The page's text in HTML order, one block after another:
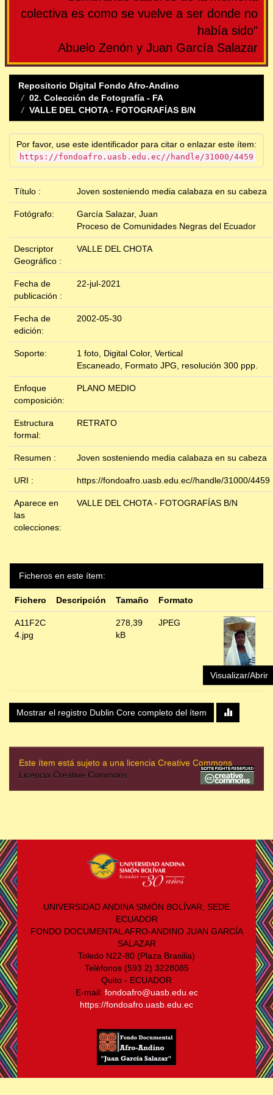
colectiva es como se vuelve a ser donde no
había sido"
Abuelo Zenón y Juan García Salazar
Repositorio Digital Fondo Afro-Andino
02. Colección de Fotografía - FA
VALLE DEL CHOTA - FOTOGRAFÍAS B/N
Por favor, use este identificador para citar o enlazar este ítem:
https://fondoafro.uasb.edu.ec//handle/31000/4459
Título : Joven sosteniendo media calabaza en su cabeza
Fotógrafo:
García Salazar, Juan
Proceso de Comunidades Negras del Ecuador
Descriptor
Geográfico :
VALLE DEL CHOTA
Fecha de
publicación :
22-jul-2021
Fecha de
edición:
2002-05-30
Soporte:
1 foto, Digital Color, Vertical
Escaneado, Formato JPG, resolución 300 ppp.
Enfoque
composición:
PLANO MEDIO
Estructura
formal:
RETRATO
Resumen : Joven sosteniendo media calabaza en su cabeza
URI : https://fondoafro.uasb.edu.ec//handle/31000/4459
Aparece en
las
colecciones:
VALLE DEL CHOTA - FOTOGRAFÍAS B/N
Ficheros en este ítem:
Fichero Descripción Tamaño Formato
A11F2C
4.jpg
278,39
kB
JPEG
Visualizar/Abrir
Mostrar el registro Dublin Core completo del ítem
Este ítem está sujeto a una licencia Creative Commons
Licencia Creative Commons
UNIVERSIDAD ANDINA SIMÓN BOLÍVAR, SEDE
ECUADOR
FONDO DOCUMENTAL AFRO-ANDINO JUAN GARCÍA
SALAZAR
Toledo N22-80 (Plaza Brasilia)
Teléfonos (593 2) 3228085
Quito - ECUADOR
E-mail: fondoafro@uasb.edu.ec
https://fondoafro.uasb.edu.ec